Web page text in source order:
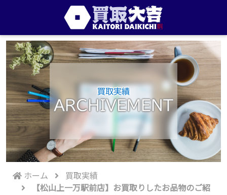
買取実績
ARCHIVEMENT
ホーム
買取実績
【松山上一万駅前店】お買取りしたお品物のご紹